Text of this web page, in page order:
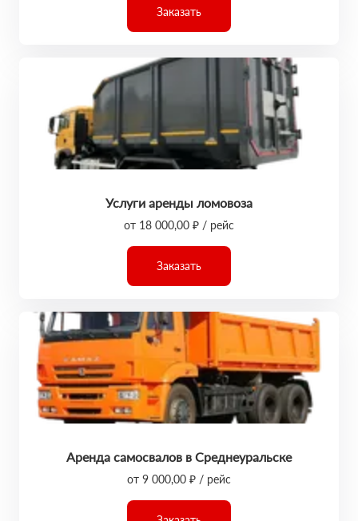
Заказать
Услуги аренды ломовоза
от 18 000,00 ₽ / рейс
Заказать
Аренда самосвалов в Среднеуральске
от 9 000,00 ₽ / рейс